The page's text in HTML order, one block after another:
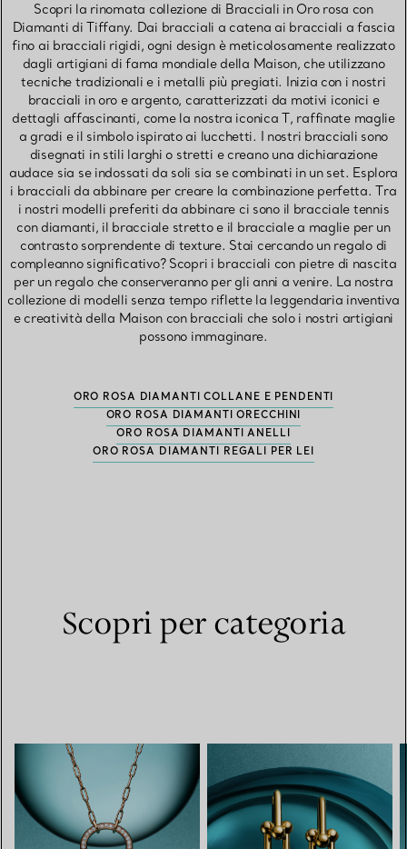
Scopri la rinomata collezione di Bracciali in Oro rosa con
Diamanti di Tiffany. Dai bracciali a catena ai bracciali a fascia
fino ai bracciali rigidi, ogni design è meticolosamente realizzato
dagli artigiani di fama mondiale della Maison, che utilizzano
tecniche tradizionali e i metalli più pregiati. Inizia con i nostri
bracciali in oro e argento, caratterizzati da motivi iconici e
dettagli affascinanti, come la nostra iconica T, raffinate maglie
a gradi e il simbolo ispirato ai lucchetti. I nostri bracciali sono
disegnati in stili larghi o stretti e creano una dichiarazione
audace sia se indossati da soli sia se combinati in un set. Esplora
i bracciali da abbinare per creare la combinazione perfetta. Tra
i nostri modelli preferiti da abbinare ci sono il bracciale tennis
con diamanti, il bracciale stretto e il bracciale a maglie per un
contrasto sorprendente di texture. Stai cercando un regalo di
compleanno significativo? Scopri i bracciali con pietre di nascita
per un regalo che conserveranno per gli anni a venire. La nostra
collezione di modelli senza tempo riflette la leggendaria inventiva
e creatività della Maison con bracciali che solo i nostri artigiani
possono immaginare.
ORO ROSA DIAMANTI COLLANE E PENDENTI
ORO ROSA DIAMANTI ORECCHINI
ORO ROSA DIAMANTI ANELLI
ORO ROSA DIAMANTI REGALI PER LEI
Scopri per categoria